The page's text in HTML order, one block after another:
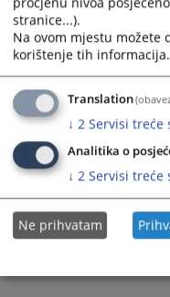
mark
key
to
get
the
keyboard
shortcuts
for
changing
dates.
08.02.2021.
Инфографика "Модулу
судског поступка"
30.09.2020.
Права оштећених у
Херцеговини
stranice...).
Na ovom mjestu
korištenje tih informacija.
Translation
↓ 2 Servisi treće
Analitika o
↓ 2 Servisi treće
Ne prihvatam